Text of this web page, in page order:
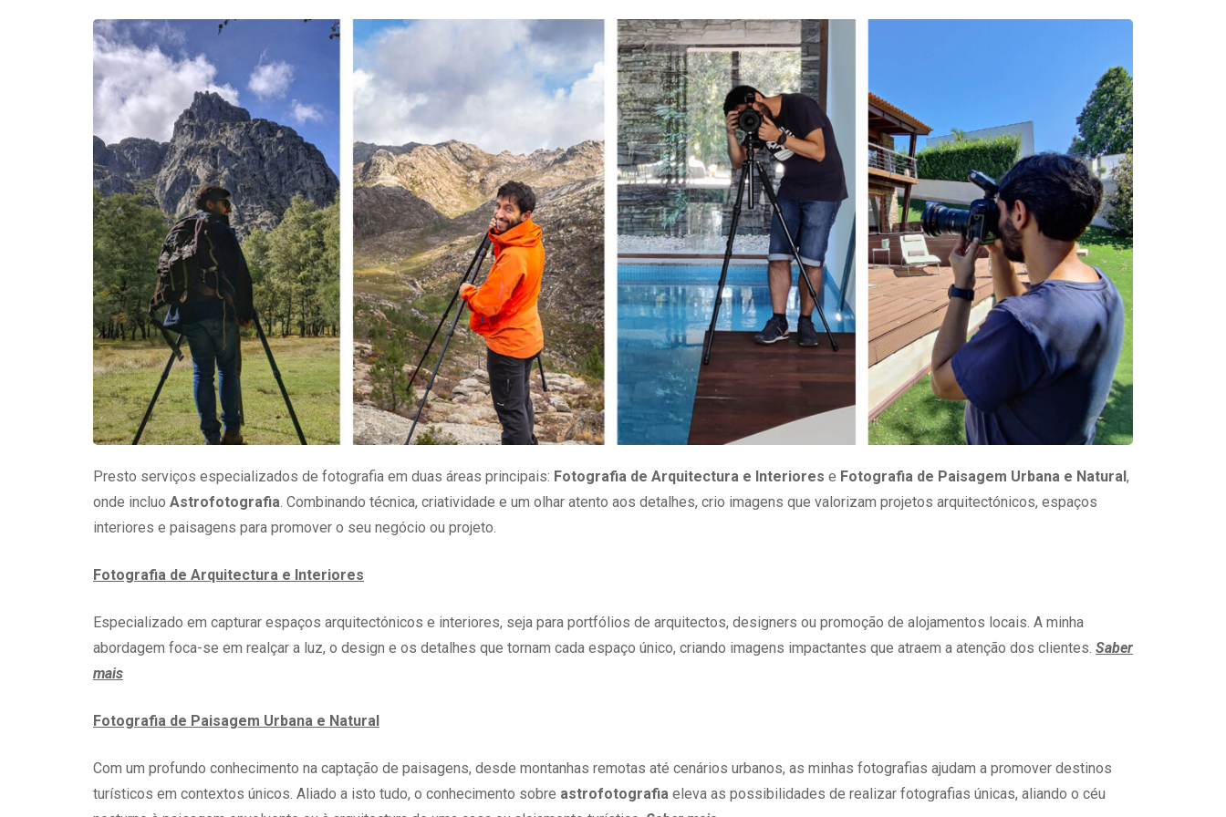
Presto serviços especializados de fotografia em duas áreas principais: Fotografia de Arquitectura e Interiores e Fotografia de Paisagem Urbana e Natural ,
onde incluo Astrofotografia. Combinando técnica, criatividade e um olhar atento aos detalhes, crio imagens que valorizam projetos arquitectónicos, espaços
interiores e paisagens para promover o seu negócio ou projeto.
Fotografia de Arquitectura e Interiores
Especializado em capturar espaços arquitectónicos e interiores, seja para portfólios de arquitectos, designers ou promoção de alojamentos locais. A minha
abordagem foca-se em realçar a luz, o design e os detalhes que tornam cada espaço único, criando imagens impactantes que atraem a atenção dos clientes. Saber
mais
Fotografia de Paisagem Urbana e Natural
Com um profundo conhecimento na captação de paisagens, desde montanhas remotas até cenários urbanos, as minhas fotografias ajudam a promover destinos
turísticos em contextos únicos. Aliado a isto tudo, o conhecimento sobre astrofotografia eleva as possibilidades de realizar fotografias únicas, aliando o céu